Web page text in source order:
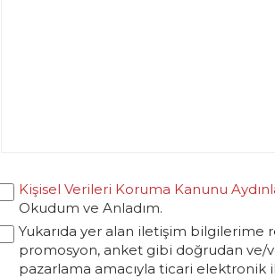
Kişisel Verileri Koruma Kanunu
Okudum ve Anladım.
Yukarıda yer alan iletişim bilgilerime
promosyon, anket gibi doğrudan ve/
pazarlama amacıyla ticari elektronik